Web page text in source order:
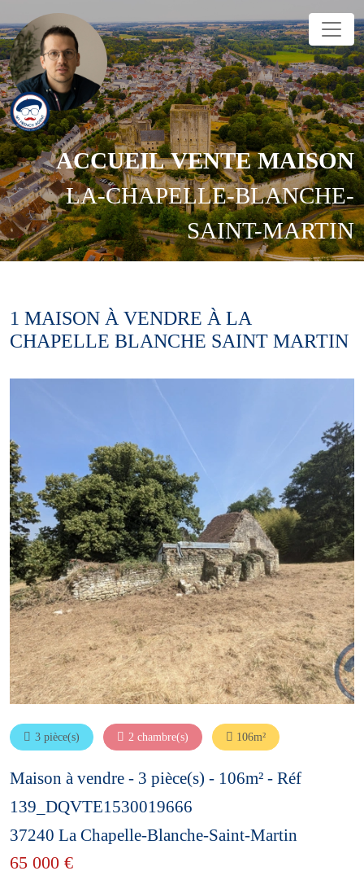
ACCUEIL VENTE MAISON
LA-CHAPELLE-BLANCHE-
SAINT-MARTIN
1 MAISON À VENDRE À LA
CHAPELLE BLANCHE SAINT MARTIN
3 pièce(s) 2 chambre(s) 106m²
Maison à vendre - 3 pièce(s) - 106m² - Réf
139_DQVTE1530019666
37240 La Chapelle-Blanche-Saint-Martin
65 000 €